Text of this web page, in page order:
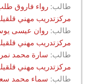
طالب:
مركزتدريب مهني
طالب:
مركزتدريب مهني
طالب:
مركزتدريب مهني
طالب: